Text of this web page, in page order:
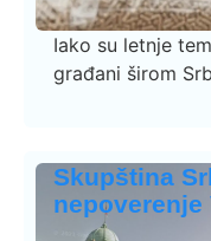
Iako su letnje
građani širom
Skupština
nepoverenje